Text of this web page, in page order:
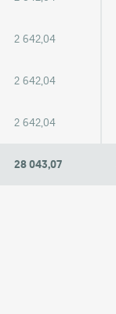
2 642,04
2 642,04
2 642,04
28 043,07